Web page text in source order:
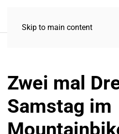
Skip to main content
Zwei mal
Samstag im